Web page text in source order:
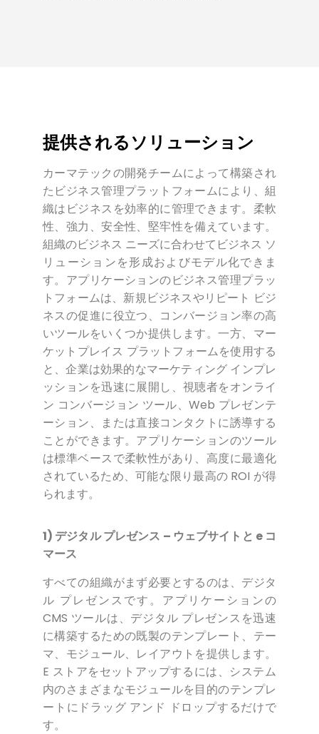
提供されるソリューション
カーマテックの開発チームによって構築され
たビジネス管理プラットフォームにより、組
織はビジネスを効率的に管理できます。柔軟
性、強力、安全性、堅牢性を備えています。
組織のビジネス ニーズに合わせてビジネス ソ
リューションを形成およびモデル化できま
す。アプリケーションのビジネス管理プラッ
トフォームは、新規ビジネスやリピート ビジ
ネスの促進に役立つ、コンバージョン率の高
いツールをいくつか提供します。一方、マー
ケットプレイス プラットフォームを使用する
と、企業は効果的なマーケティング インプレ
ッションを迅速に展開し、視聴者をオンライ
ン コンバージョン ツール、Web プレゼンテ
ーション、または直接コンタクトに誘導する
ことができます。アプリケーションのツール
は標準ベースで柔軟性があり、高度に最適化
されているため、可能な限り最高の ROI が得
られます。
1) デジタル プレゼンス – ウェブサイトと e コ
マース
すべての組織がまず必要とするのは、デジタ
ル プレゼンスです。アプリケーションの
CMS ツールは、デジタル プレゼンスを迅速
に構築するための既製のテンプレート、テー
マ、モジュール、レイアウトを提供します。
E ストアをセットアップするには、システム
内のさまざまなモジュールを目的のテンプレ
ートにドラッグ アンド ドロップするだけで
す。